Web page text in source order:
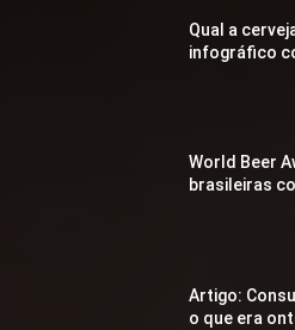
Qual a
infográfico
World Beer
brasileiras
Artigo:
o que era